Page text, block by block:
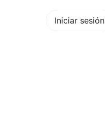
Iniciar sesión